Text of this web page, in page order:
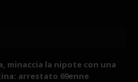
minaccia la nipote con una
arrestato 69enne